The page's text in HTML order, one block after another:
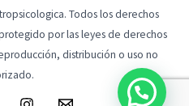
Todos los derechos
por las leyes de derechos
distribución o uso no